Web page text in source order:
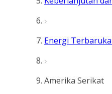
Energi
Amerika Serikat